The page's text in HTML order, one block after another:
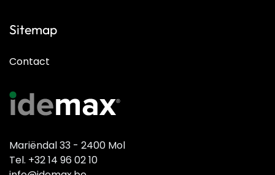
Sitemap
Contact
Mariëndal 33 - 2400 Mol
Tel. +32 14 96 02 10